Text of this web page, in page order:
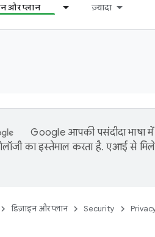
और प्लान ज़्यादा
Google आपकी पसंदीदा भाषा
का इस्तेमाल करता है. एआई से मिले
डिज़ाइन और प्लान Security